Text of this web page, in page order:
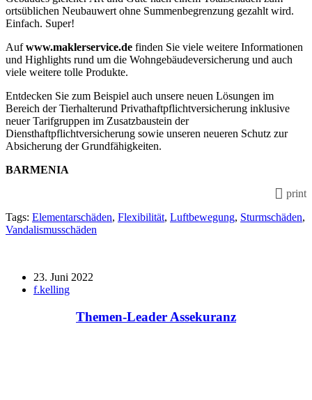
ortsüblichen Neubauwert ohne Summenbegrenzung gezahlt wird.
Einfach. Super!
Aufwww.maklerservice.de finden Sie viele weitere Informationen
und Highlights rund um die Wohngebäudeversicherung und auch
viele weitere tolle Produkte.
Entdecken Sie zum Beispiel auch unsere neuen Lösungen im
Bereich der Tierhalterund Privathaftpflichtversicherung inklusive
neuer Tarifgruppen im Zusatzbaustein der
Diensthaftpflichtversicherung sowie unseren neueren Schutz zur
Absicherung der Grundfähigkeiten.
BARMENIA
print
Tags: Elementarschäden, Flexibilität, Luftbewegung, Sturmschäden,
Vandalismusschäden
23. Juni 2022
f.kelling
Themen-Leader Assekuranz